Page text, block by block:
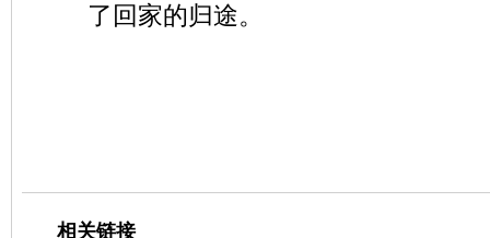
了回家的归途。
相关链接